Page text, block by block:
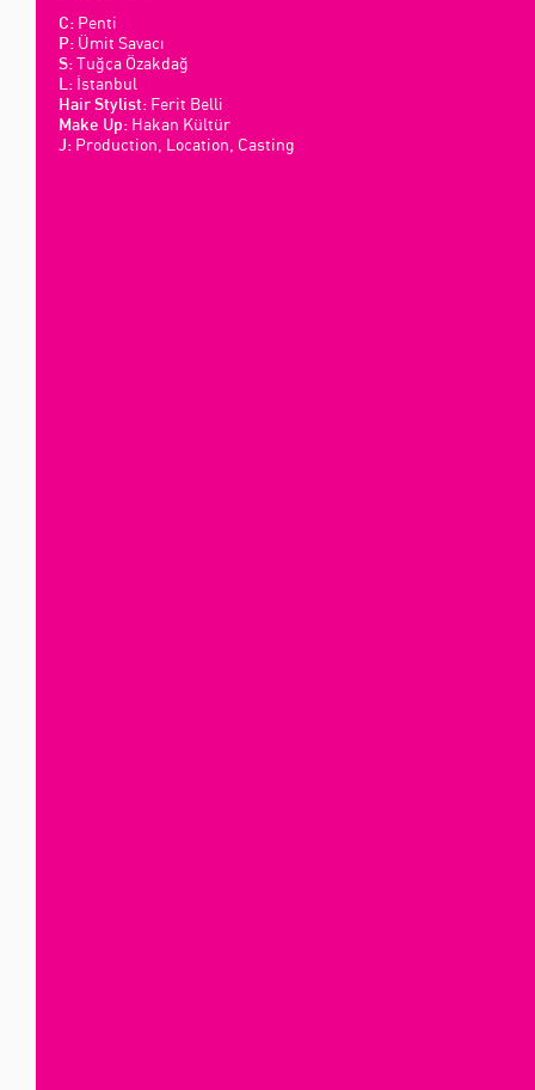
C: Penti
P: Ümit Savacı
S: Tuğça Özakdağ
L: İstanbul
Hair Stylist: Ferit Belli
Make Up: Hakan Kültür
J: Production, Location, Casting